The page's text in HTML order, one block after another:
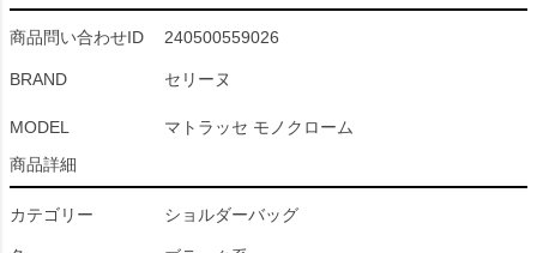
商品問い合わせID 240500559026
BRAND セリーヌ
MODEL
マトラッセ モノクローム
商品詳細
カテゴリー ショルダーバッグ